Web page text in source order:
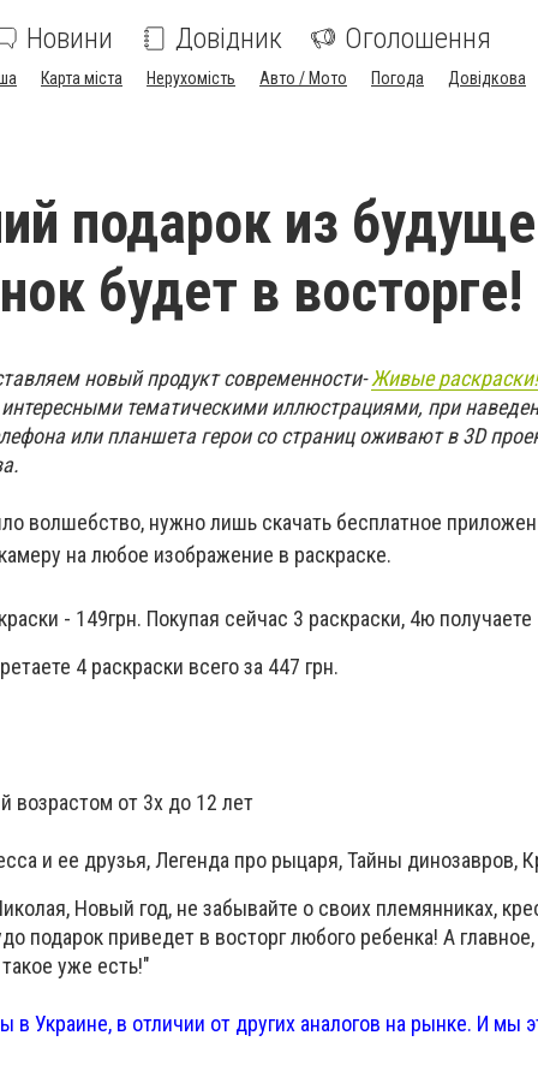
Новини Довідник Оголошення
Карта міста Нерухомість Авто / Мото Погода Довідкова
подарок из
будет в восторге!
новый продукт современности-Живые
тематическими иллюстрациями, при
или планшета герои со страниц оживают в 3D
волшебство, нужно лишь скачать бесплатное
на любое изображение в раскраске.
- 149грн. Покупая сейчас 3 раскраски, 4ю
4 раскраски всего за 447 грн.
возрастом от 3х до 12 лет
и ее друзья, Легенда про рыцаря, Тайны динозавров,
Новый год, не забывайте о своих племянниках,
подарок приведет в восторг любого ребенка! А
уже есть!"
в Украине, в отличии от других аналогов на рынке. И мы